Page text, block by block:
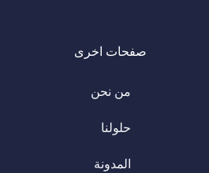
صفحات اخرى
من نحن
حلولنا
المدونة